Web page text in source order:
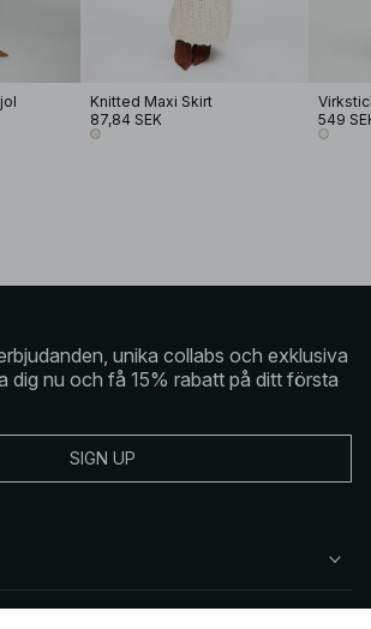
Knitted Maxi Skirt
87,84 SEK
549
unika collabs och exklusiva
dig nu och få 15% rabatt på ditt första
SIGN UP